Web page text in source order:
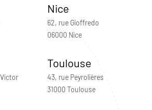
Nice
62, rue Gioffredo
06000 Nice
Toulouse
43, rue Peyrolières
31000 Toulouse